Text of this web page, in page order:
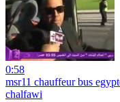
0:58
msr11 chauffeur bus
chalfawi